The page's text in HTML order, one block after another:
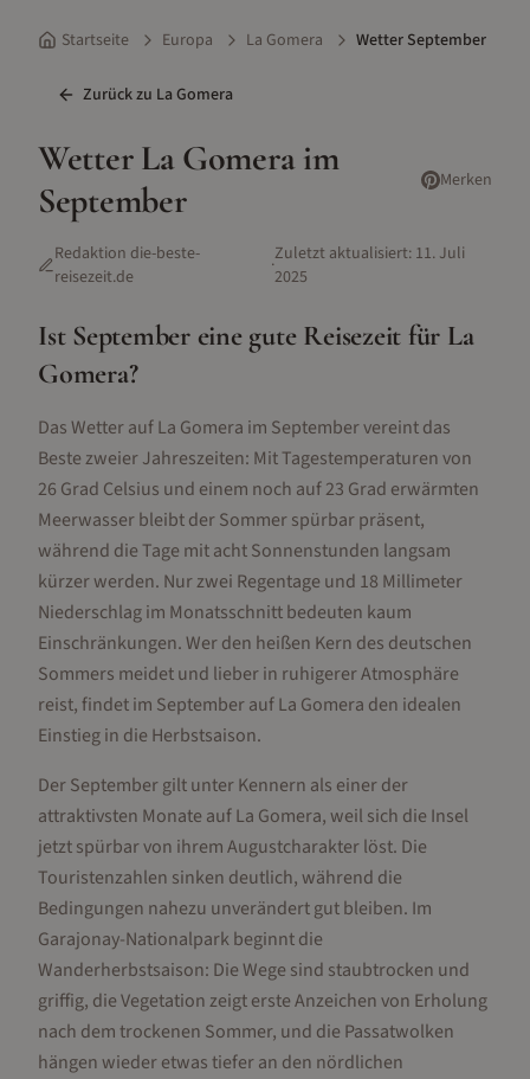
Startseite Europa La Gomera Wetter September
Zurück zu La Gomera
WetterLa Gomeraim
September
Merken
Redaktion die-beste-
reisezeit.de
·Zuletzt aktualisiert: 11. Juli
2025
Ist Septembereine gute Reisezeit für La
Gomera?
Das Wetter auf La Gomera im September vereint das
Beste zweier Jahreszeiten: Mit Tagestemperaturen von
26 Grad Celsius und einem noch auf 23 Grad erwärmten
Meerwasser bleibt der Sommer spürbar präsent,
während die Tage mit acht Sonnenstunden langsam
kürzer werden. Nur zwei Regentage und 18 Millimeter
Niederschlag im Monatsschnitt bedeuten kaum
Einschränkungen. Wer den heißen Kern des deutschen
Sommers meidet und lieber in ruhigerer Atmosphäre
reist, findet im September auf La Gomera den idealen
Einstieg in die Herbstsaison.
Der September gilt unter Kennern als einer der
attraktivsten Monate auf La Gomera, weil sich die Insel
jetzt spürbar von ihrem Augustcharakter löst. Die
Touristenzahlen sinken deutlich, während die
Bedingungen nahezu unverändert gut bleiben. Im
Garajonay-Nationalpark beginnt die
Wanderherbstsaison: Die Wege sind staubtrocken und
griffig, die Vegetation zeigt erste Anzeichen von Erholung
nach dem trockenen Sommer, und die Passatwolken
hängen wieder etwas tiefer an den nördlichen